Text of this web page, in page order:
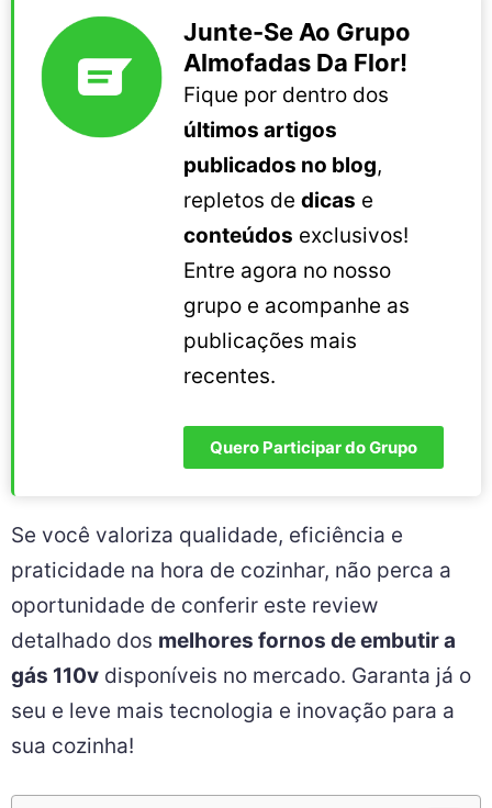
Junte-Se Ao Grupo
Almofadas Da Flor!
Fique por dentro dos
últimos artigos
publicados no blog,
repletos dedicas e
conteúdos exclusivos!
Entre agora no nosso
grupo e acompanhe as
publicações mais
recentes.
Quero Participar do Grupo
Se você valoriza qualidade, eficiência e
praticidade na hora de cozinhar, não perca a
oportunidade de conferir este review
detalhado dos melhores fornos de embutir a
gás 110v disponíveis no mercado. Garanta já o
seu e leve mais tecnologia e inovação para a
sua cozinha!